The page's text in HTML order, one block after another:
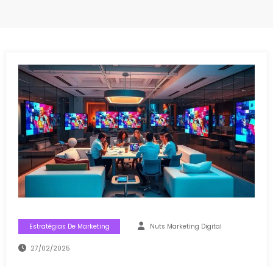
Estratégias De Marketing Nuts Marketing Digital
27/02/2025